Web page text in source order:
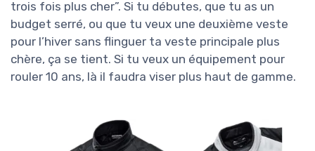
trois fois plus cher”. Si tu débutes, que tu as un
budget serré, ou que tu veux une deuxième veste
pour l’hiver sans flinguer ta veste principale plus
chère, ça se tient. Si tu veux un équipement pour
rouler 10 ans, là il faudra viser plus haut de gamme.